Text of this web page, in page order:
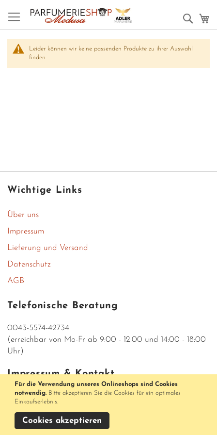
Für die Verwendung unseres Onlineshops sind Cookies
notwendig. Bitte akzeptieren Sie die Cookies für ein optimales
Einkaufserlebnis.
Cookies akzeptieren
Leider können wir keine passenden Produkte zu ihrer Auswahl
finden.
Wichtige Links
Über uns
Impressum
Lieferung und Versand
Datenschutz
AGB
Telefonische Beratung
0043-5574-42734
(erreichbar von Mo-Fr ab 9:00 - 12:00 und 14:00 - 18:00
Uhr)
Impressum & Kontakt
Parfumerieshop Medusa
AT-6900 Bregenz